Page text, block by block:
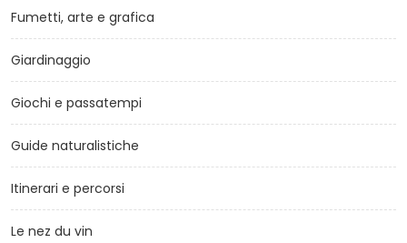
Fumetti, arte e grafica
Giardinaggio
Giochi e passatempi
Guide naturalistiche
Itinerari e percorsi
Le nez du vin